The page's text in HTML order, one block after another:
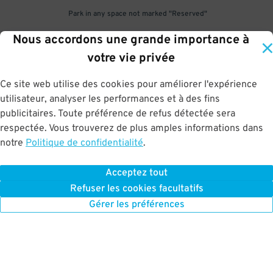
Nous accordons une grande importance à
votre vie privée
Ce site web utilise des cookies pour améliorer l'expérience
utilisateur, analyser les performances et à des fins
publicitaires. Toute préférence de refus détectée sera
respectée. Vous trouverez de plus amples informations dans
notre Politique de confidentialité.
Acceptez tout
Refuser les cookies facultatifs
Gérer les préférences
Park in any space not marked "Reserved"
3.
Upon departure, use the middle or left lane and scan parking pass
at exit gate
BOOK NOW